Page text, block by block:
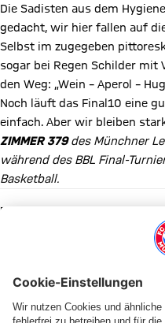
Die Sadisten aus dem
gedacht, wir hier fallen auf
Selbst im zugegeben
sogar bei Regen Schilder mit
den Weg: „Wein – Aperol –
Noch läuft das Final10 eine
einfach. Aber wir bleiben
ZIMMER 379des Münchner
während des BBL Final-
Basketball.
Diesen Artikel teilen
WEITERE NEWS